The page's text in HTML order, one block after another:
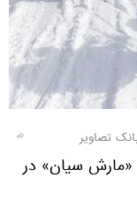
تصاویر
«مارش سیان» در